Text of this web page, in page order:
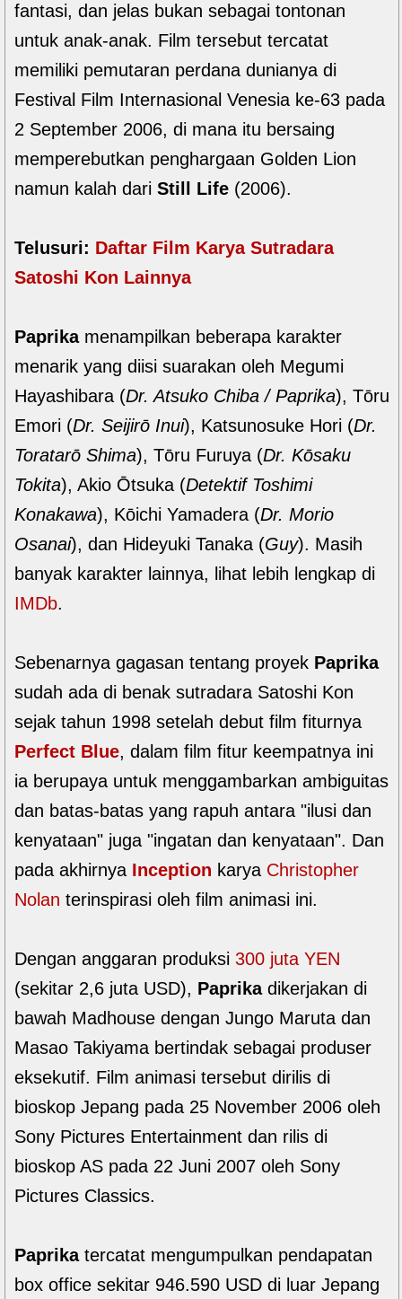
fantasi, dan jelas bukan sebagai tontonan
untuk anak-anak. Film tersebut tercatat
memiliki pemutaran perdana dunianya di
Festival Film Internasional Venesia ke-63 pada
2 September 2006, di mana itu bersaing
memperebutkan penghargaan Golden Lion
namun kalah dari Still Life (2006).
Telusuri: Daftar Film Karya Sutradara
Satoshi Kon Lainnya
Paprikamenampilkan beberapa karakter
menarik yang diisi suarakan oleh Megumi
Hayashibara (Dr. Atsuko Chiba / Paprika), Tōru
Emori (Dr. Seijirō Inui), Katsunosuke Hori (Dr.
Toratarō Shima), Tōru Furuya (Dr. Kōsaku
Tokita), Akio Ōtsuka (Detektif Toshimi
Konakawa), Kōichi Yamadera (Dr. Morio
Osanai), dan Hideyuki Tanaka (Guy). Masih
banyak karakter lainnya, lihat lebih lengkap di
IMDb.
Sebenarnya gagasan tentang proyek Paprika
sudah ada di benak sutradara Satoshi Kon
sejak tahun 1998 setelah debut film fiturnya
Perfect Blue, dalam film fitur keempatnya ini
ia berupaya untuk menggambarkan ambiguitas
dan batas-batas yang rapuh antara "ilusi dan
kenyataan" juga "ingatan dan kenyataan". Dan
pada akhirnya Inception karya Christopher
Nolan terinspirasi oleh film animasi ini.
Dengan anggaran produksi 300 juta YEN
(sekitar 2,6 juta USD), Paprikadikerjakan di
bawah Madhouse dengan Jungo Maruta dan
Masao Takiyama bertindak sebagai produser
eksekutif. Film animasi tersebut dirilis di
bioskop Jepang pada 25 November 2006 oleh
Sony Pictures Entertainment dan rilis di
bioskop AS pada 22 Juni 2007 oleh Sony
Pictures Classics.
Paprikatercatat mengumpulkan pendapatan
box office sekitar 946.590 USD di luar Jepang